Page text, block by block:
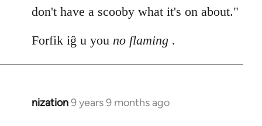
don't have a scooby what it's on about."
Forfik iĝ u you no flaming .
nization9 years 9 months ago
In